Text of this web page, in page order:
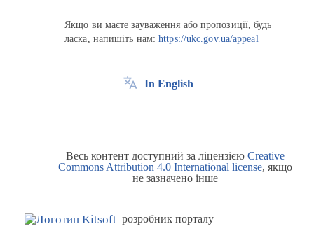
Якщо ви маєте зауваження або пропозиції, будь
ласка, напишіть нам:https://ukc.gov.ua/appeal
In English
Весь контент доступний за ліцензією Creative
Commons Attribution 4.0 International license, якщо
не зазначено інше
розробник порталу